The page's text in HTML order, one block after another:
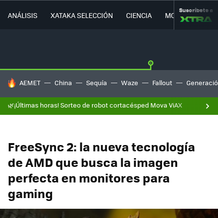
ANÁLISIS XATAKA SELECCIÓN CIENCIA MOVILIDAD
Suscríbete a
HOY SE HABLA DE
AEMET China Sequía Waze Fallout
🌿¡Últimas horas! Sorteo de robot cortacésped Mova ViAX
FreeSync 2: la nueva tecnología
de AMD que busca la imagen
perfecta en monitores para
gaming